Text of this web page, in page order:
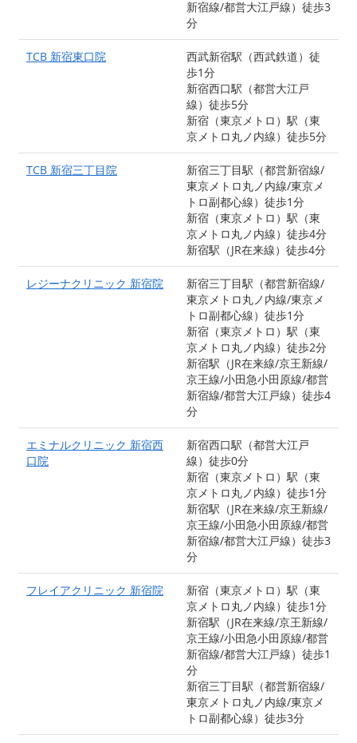
新宿線/都営大江戸線）徒歩3
分
TCB 新宿東口院
西武新宿駅（西武鉄道）徒
歩1分
新宿西口駅（都営大江戸
線）徒歩5分
新宿（東京メトロ）駅（東
京メトロ丸ノ内線）徒歩5分
TCB 新宿三丁目院
新宿三丁目駅（都営新宿線/
東京メトロ丸ノ内線/東京メ
トロ副都心線）徒歩1分
新宿（東京メトロ）駅（東
京メトロ丸ノ内線）徒歩4分
新宿駅（JR在来線）徒歩4分
レジーナクリニック 新宿院
新宿三丁目駅（都営新宿線/
東京メトロ丸ノ内線/東京メ
トロ副都心線）徒歩1分
新宿（東京メトロ）駅（東
京メトロ丸ノ内線）徒歩2分
新宿駅（JR在来線/京王新線/
京王線/小田急小田原線/都営
新宿線/都営大江戸線）徒歩4
分
エミナルクリニック 新宿西
口院
新宿西口駅（都営大江戸
線）徒歩0分
新宿（東京メトロ）駅（東
京メトロ丸ノ内線）徒歩1分
新宿駅（JR在来線/京王新線/
京王線/小田急小田原線/都営
新宿線/都営大江戸線）徒歩3
分
フレイアクリニック 新宿院
新宿（東京メトロ）駅（東
京メトロ丸ノ内線）徒歩1分
新宿駅（JR在来線/京王新線/
京王線/小田急小田原線/都営
新宿線/都営大江戸線）徒歩1
分
新宿三丁目駅（都営新宿線/
東京メトロ丸ノ内線/東京メ
トロ副都心線）徒歩3分